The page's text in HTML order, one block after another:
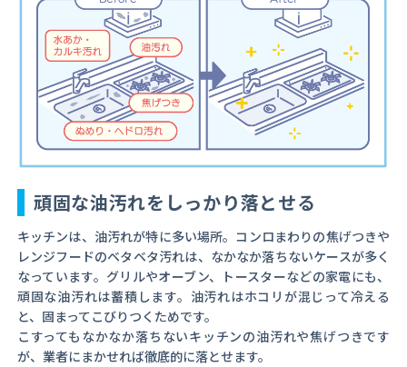
頑固な油汚れをしっかり落とせる
キッチンは、油汚れが特に多い場所。コンロまわりの焦げつきや
レンジフードのベタベタ汚れは、なかなか落ちないケースが多く
なっています。グリルやオーブン、トースターなどの家電にも、
頑固な油汚れは蓄積します。油汚れはホコリが混じって冷える
と、固まってこびりつくためです。
こすってもなかなか落ちないキッチンの油汚れや焦げつきです
が、業者にまかせれば徹底的に落とせます。